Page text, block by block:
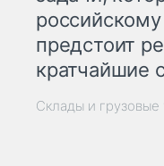
предстоит
кратчайшие
Склады и